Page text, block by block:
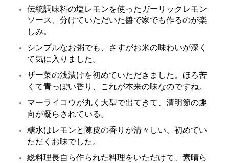
伝統調味料の塩レモンを使ったガーリックレモン
ソース、分けていただいた醬で家でも作るのが楽
しみ。
シンプルなお粥でも、さすがお米の味わいが深く
て気に入りました。
ザー菜の浅漬けを初めていただきました。ほろ苦
くて青っぽい香り、これが本来の味なのですね。
マーライコウが丸く大型で出てきて、清明節の趣
向が凝らされている。
糖水はレモンと陳皮の香りが清々しい、初めてい
ただくお味でした。
総料理長自ら作られた料理をいただけて、素晴ら